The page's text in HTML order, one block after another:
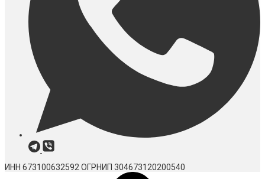
ИНН 673100632592 ОГРНИП 304673120200540